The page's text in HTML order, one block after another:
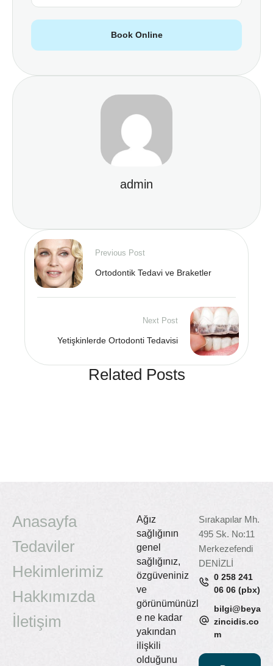
Book Online
admin
Previous Post
Ortodontik Tedavi ve Braketler
Next Post
Yetişkinlerde Ortodonti Tedavisi
Related Posts
Anasayfa
Tedaviler
Hekimlerimiz
Hakkımızda
İletişim
Ağız
sağlığının
genel
sağlığınız,
özgüveniniz
ve
görünümünüzl
e ne kadar
yakından
ilişkili
olduğunu
Sırakapılar Mh.
495 Sk. No:11
Merkezefendi
DENİZLİ
0 258 241
06 06 (pbx)
bilgi@beya
zincidis.co
m